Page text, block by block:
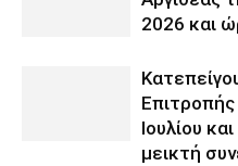
2026 και
Ιουλίου
μεικτή